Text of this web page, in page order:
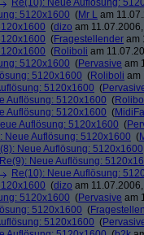
Re(10): Neue Auflösung:
5120x1600 (Mr L am
(dizo am
(Fragestellender am
(Roliboli am
5120x1600 (Pervasive am
5120x1600 (Roliboli am
5120x1600 (
Auflösung: 5120x1600 (
Auflösung: 5120x1600 (
Auflösung: 5120x1600 (
Neue Auflösung: 5120x1600 (
Neue Auflösung: 5120x1600
Re(9): Neue Auflösung:
Re(10): Neue Auflösung:
(dizo am
5120x1600 (Pervasive am
5120x1600 (
5120x1600 (